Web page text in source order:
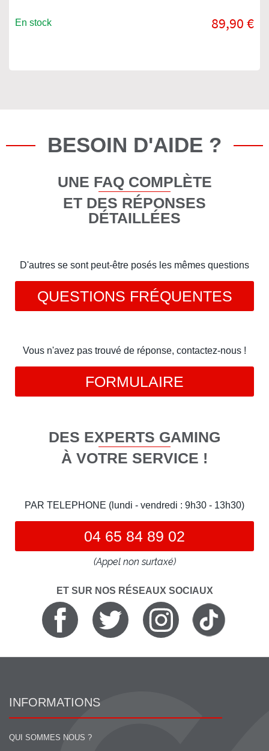
En stock 89,90 €
BESOIN D'AIDE ?
UNE FAQ COMPLÈTE
ET DES RÉPONSES
DÉTAILLÉES
D'autres se sont peut-être posés les mêmes questions
QUESTIONS FRÉQUENTES
Vous n'avez pas trouvé de réponse, contactez-nous !
FORMULAIRE
DES EXPERTS GAMING
À VOTRE SERVICE !
PAR TELEPHONE (lundi - vendredi : 9h30 - 13h30)
04 65 84 89 02
(Appel non surtaxé)
ET SUR NOS RÉSEAUX SOCIAUX
INFORMATIONS
QUI SOMMES NOUS ?